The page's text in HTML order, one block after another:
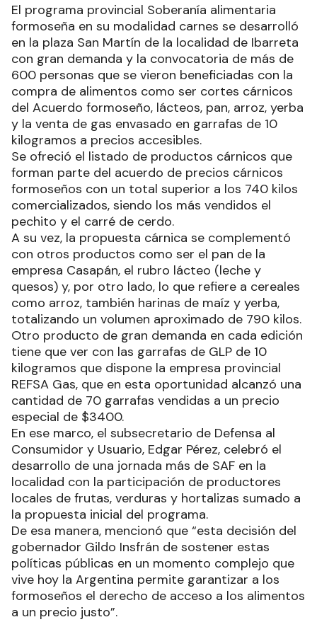
El programa provincial Soberanía alimentaria
formoseña en su modalidad carnes se desarrolló
en la plaza San Martín de la localidad de Ibarreta
con gran demanda y la convocatoria de más de
600 personas que se vieron beneficiadas con la
compra de alimentos como ser cortes cárnicos
del Acuerdo formoseño, lácteos, pan, arroz, yerba
y la venta de gas envasado en garrafas de 10
kilogramos a precios accesibles.
Se ofreció el listado de productos cárnicos que
forman parte del acuerdo de precios cárnicos
formoseños con un total superior a los 740 kilos
comercializados, siendo los más vendidos el
pechito y el carré de cerdo.
A su vez, la propuesta cárnica se complementó
con otros productos como ser el pan de la
empresa Casapán, el rubro lácteo (leche y
quesos) y, por otro lado, lo que refiere a cereales
como arroz, también harinas de maíz y yerba,
totalizando un volumen aproximado de 790 kilos.
Otro producto de gran demanda en cada edición
tiene que ver con las garrafas de GLP de 10
kilogramos que dispone la empresa provincial
REFSA Gas, que en esta oportunidad alcanzó una
cantidad de 70 garrafas vendidas a un precio
especial de $3400.
En ese marco, el subsecretario de Defensa al
Consumidor y Usuario, Edgar Pérez, celebró el
desarrollo de una jornada más de SAF en la
localidad con la participación de productores
locales de frutas, verduras y hortalizas sumado a
la propuesta inicial del programa.
De esa manera, mencionó que “esta decisión del
gobernador Gildo Insfrán de sostener estas
políticas públicas en un momento complejo que
vive hoy la Argentina permite garantizar a los
formoseños el derecho de acceso a los alimentos
a un precio justo”.